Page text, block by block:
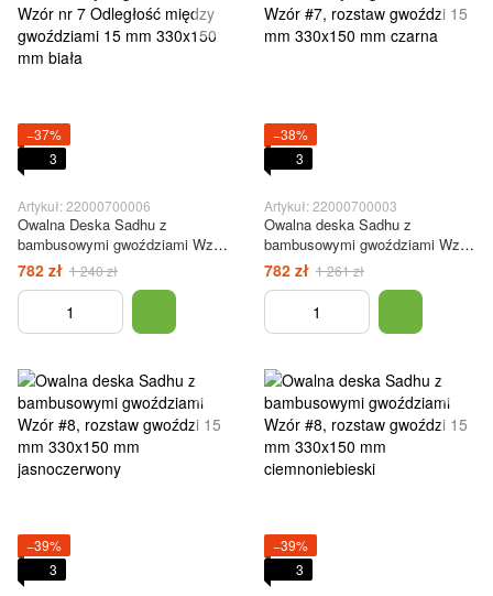
−37%
3
Artykuł: 22000700006
Owalna Deska Sadhu z
bambusowymi gwoździami Wzór
nr 7 Odległość między
gwoździami 15 mm 330x150 mm
782 zł 1 240 zł
−38%
3
Artykuł: 22000700003
Owalna deska Sadhu z
bambusowymi gwoździami Wzór
#7, rozstaw gwoździ 15 mm
330x150 mm czarna
782 zł 1 261 zł
−39%
3
−39%
3